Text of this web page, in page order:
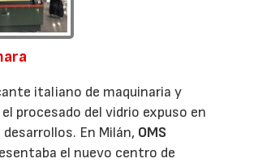
italiano de maquinaria y
procesado del vidrio expuso en
En Milán, OMS
el nuevo centro de